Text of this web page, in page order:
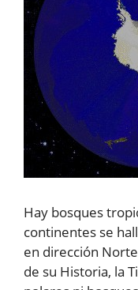
Hay bosques
continentes se
en dirección
de su Historia, la